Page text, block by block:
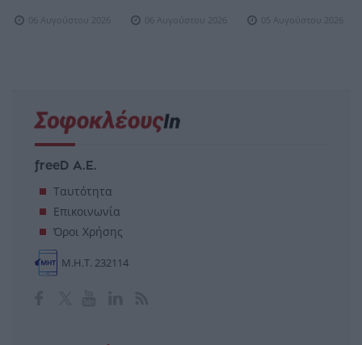
06 Αυγούστου 2026 06 Αυγούστου 2026 05 Αυγούστου 2026